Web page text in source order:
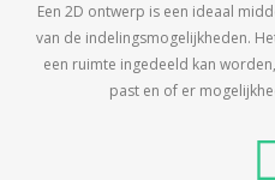
Een 2D ontwerp is een ideaal
van de indelingsmogelijkheden.
een ruimte ingedeeld kan
past en of er